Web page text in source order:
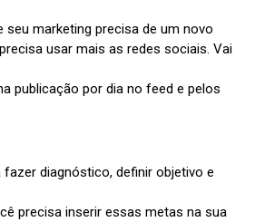
seu marketing precisa de um novo
usar mais as redes sociais. Vai
publicação por dia no feed e pelos
fazer diagnóstico, definir objetivo e
precisa inserir essas metas na sua